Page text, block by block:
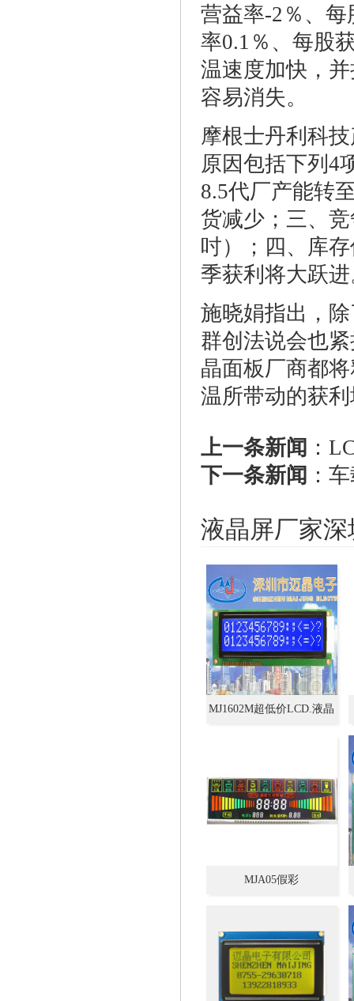
营益率-2％、
率0.1％、每股
温速度加快，
容易消失。
摩根士丹利科
原因包括下列4
8.5代厂产能转
货减少；三、
吋）；四、库
季获利将大跃
施晓娟指出，
群创法说会也
晶面板厂商都
温所带动的获
上一条新闻 ：
下一条新闻 ：
液晶屏厂家
MJ1602M超低价LCD.液晶
MJA05假彩